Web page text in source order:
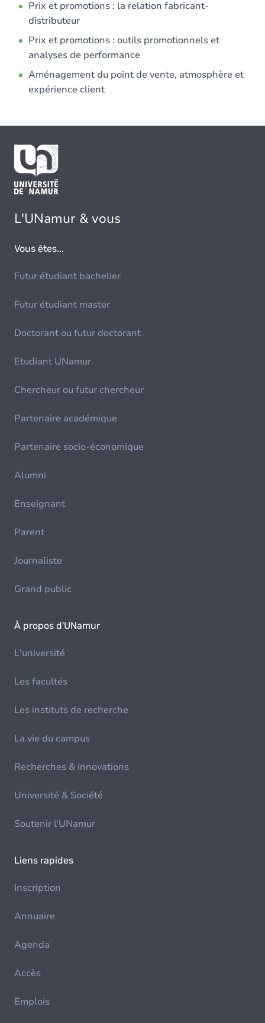
Prix et promotions : la relation fabricant-
distributeur
Prix et promotions : outils promotionnels et
analyses de performance
Aménagement du point de vente, atmosphère et
expérience client
L'UNamur & vous
Vous êtes...
Futur étudiant bachelier
Futur étudiant master
Doctorant ou futur doctorant
Etudiant UNamur
Chercheur ou futur chercheur
Partenaire académique
Partenaire socio-économique
Alumni
Enseignant
Parent
Journaliste
Grand public
À propos d'UNamur
L'université
Les facultés
Les instituts de recherche
La vie du campus
Recherches & Innovations
Université & Société
Soutenir l'UNamur
Liens rapides
Inscription
Annuaire
Agenda
Accès
Emplois